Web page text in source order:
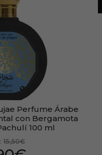
Perfume Árabe
con Bergamota
100 ml
15,50€